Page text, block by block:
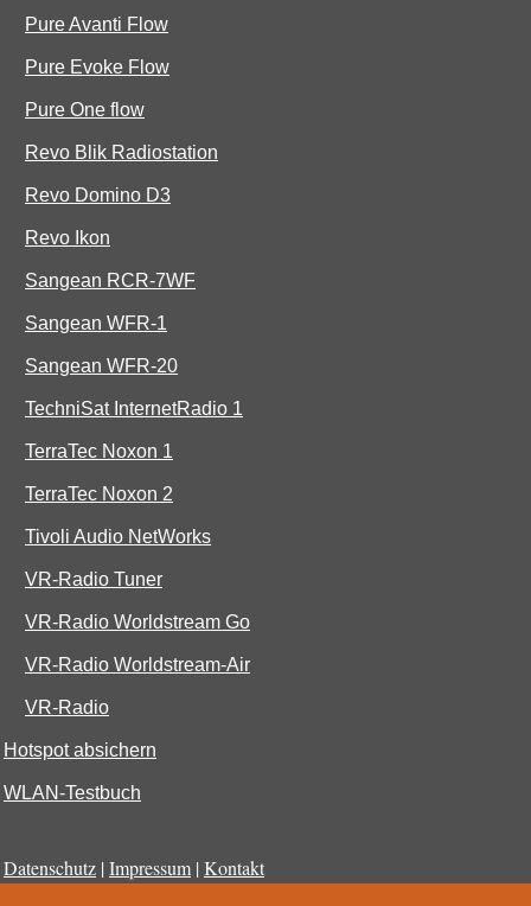
Pure Avanti Flow
Pure Evoke Flow
Pure One flow
Revo Blik Radiostation
Revo Domino D3
Revo Ikon
Sangean RCR-7WF
Sangean WFR-1
Sangean WFR-20
TechniSat InternetRadio 1
TerraTec Noxon 1
TerraTec Noxon 2
Tivoli Audio NetWorks
VR-Radio Tuner
VR-Radio Worldstream Go
VR-Radio Worldstream-Air
VR-Radio
Hotspot absichern
WLAN-Testbuch
Datenschutz | Impressum | Kontakt